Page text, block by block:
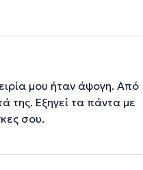
μου ήταν άψογη. Από
της. Εξηγεί τα πάντα με
σου.